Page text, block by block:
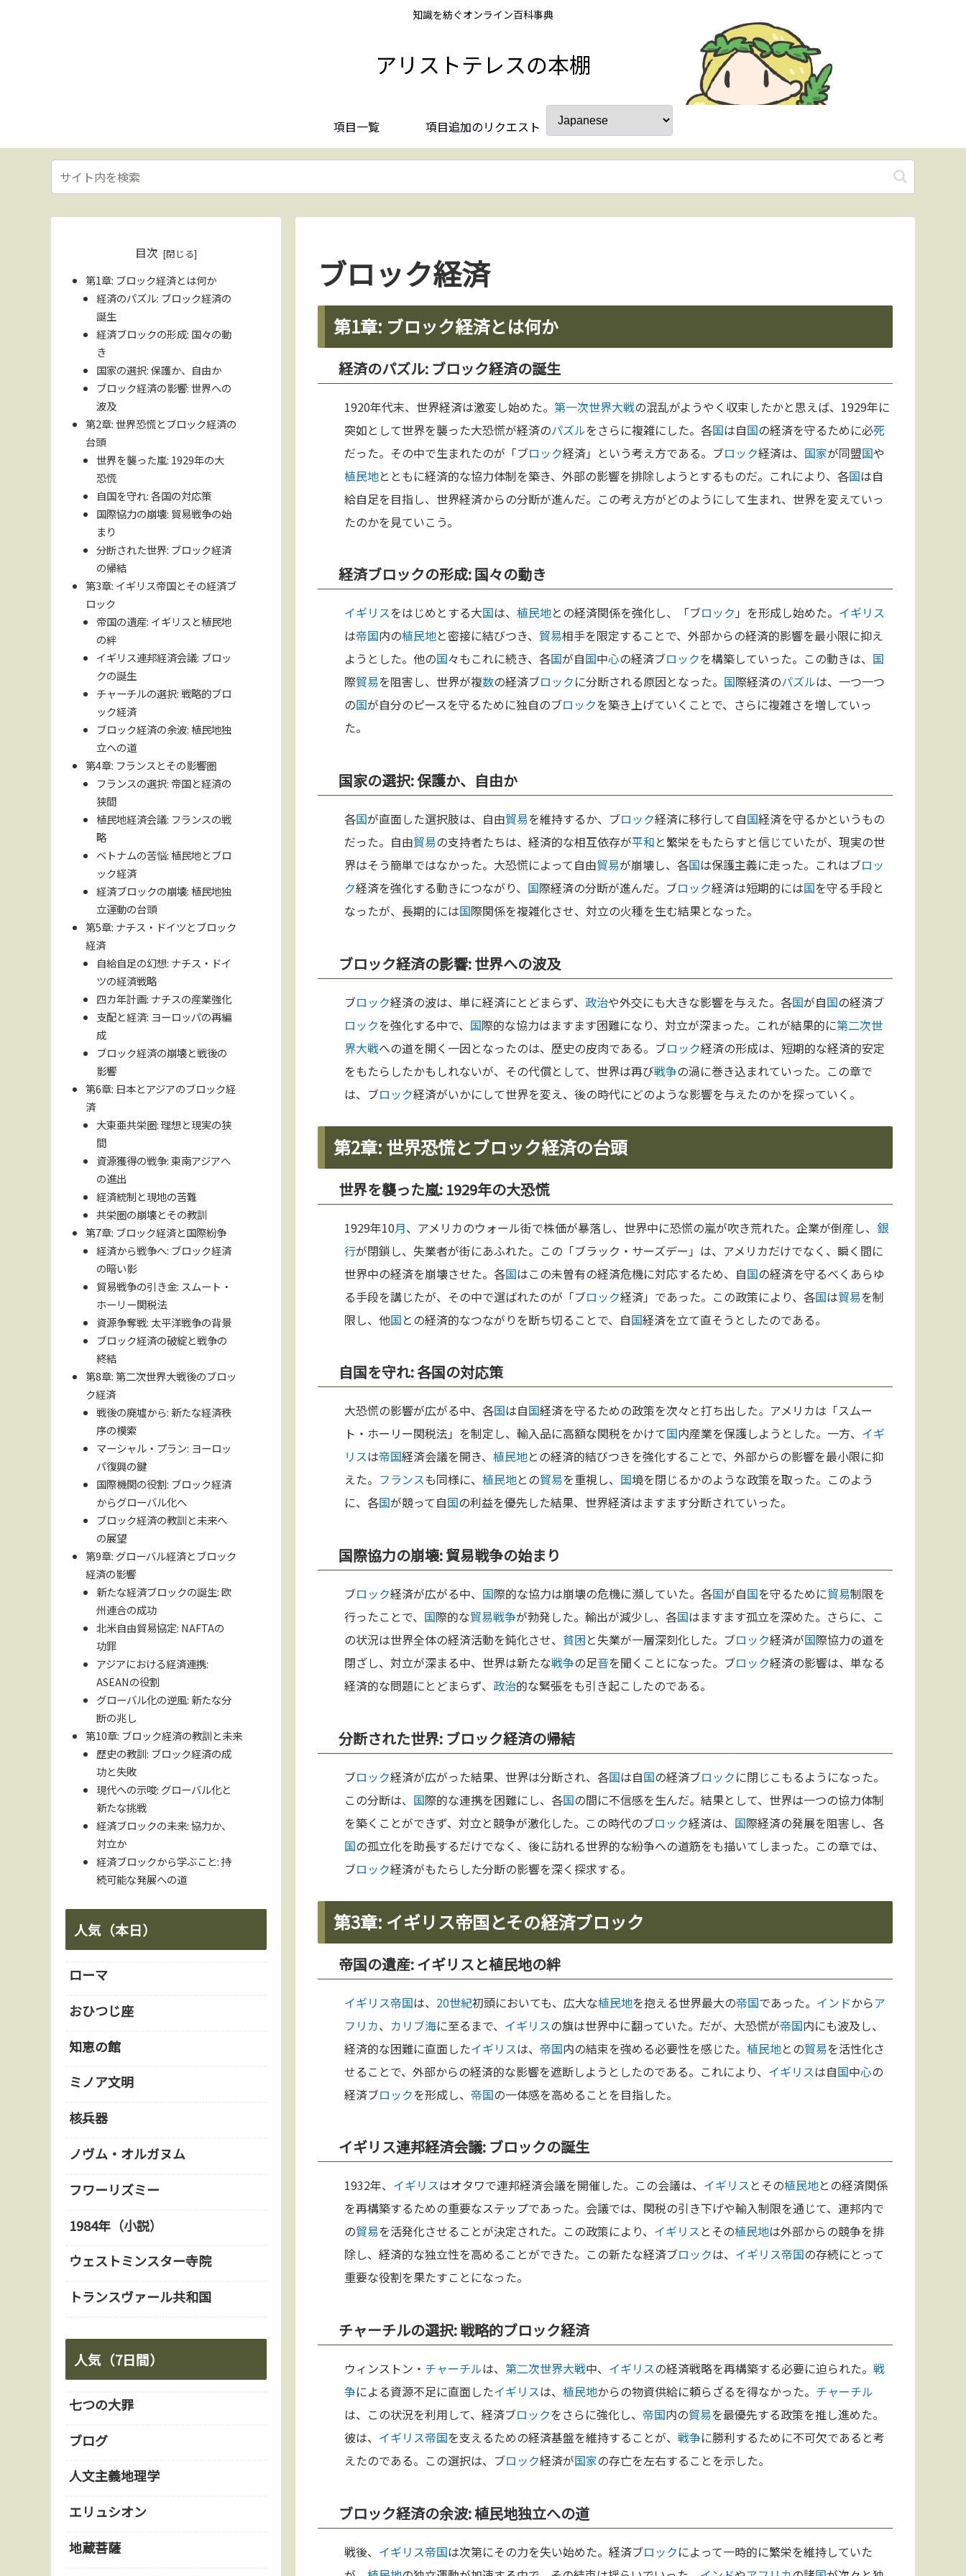
知識を紡ぐオンライン百科事典
アリストテレスの本棚
項目一覧 項目追加のリクエスト
ブロック経済
第1章: ブロック経済とは何か
経済のパズル: ブロック経済の誕生
1920年代末、世界経済は激変し始めた。 第一次世界大戦の混乱がようやく収束したかと思えば、1929年に
突如として世界を襲った大恐慌が経済のパズルをさらに複雑にした。各国は自国の経済を守るために必死
だった。その中で生まれたのが「ブロック経済」という考え方である。ブロック経済は、 国家が同盟国や
植民地とともに経済的な協力体制を築き、外部の影響を排除しようとするものだ。これにより、各国は自
給自足を目指し、世界経済からの分断が進んだ。この考え方がどのようにして生まれ、世界を変えていっ
たのかを見ていこう。
経済ブロックの形成: 国々の動き
イギリスをはじめとする大国は、 植民地との経済関係を強化し、「ブロック 」を形成し始めた。 イギリス
は帝国内の植民地と密接に結びつき、 貿易相手を限定することで、外部からの経済的影響を最小限に抑え
ようとした。他の国々もこれに続き、各国が自国中心の経済ブロックを構築していった。この動きは、 国
際貿易を阻害し、世界が複数の経済ブロックに分断される原因となった。 国際経済のパズルは、一つ一つ
の国が自分のピースを守るために独自のブロックを築き上げていくことで、さらに複雑さを増していっ
た。
国家の選択: 保護か、自由か
各国が直面した選択肢は、自由貿易を維持するか、ブロック経済に移行して自国経済を守るかというもの
だった。自由貿易の支持者たちは、経済的な相互依存が平和と繁栄をもたらすと信じていたが、現実の世
界はそう簡単ではなかった。大恐慌によって自由貿易が崩壊し、各国は保護主義に走った。これはブロッ
ク経済を強化する動きにつながり、 国際経済の分断が進んだ。ブロック経済は短期的には国を守る手段と
なったが、長期的には国際関係を複雑化させ、対立の火種を生む結果となった。
ブロック経済の影響: 世界への波及
ブロック経済の波は、単に経済にとどまらず、 政治や外交にも大きな影響を与えた。各国が自国の経済ブ
ロックを強化する中で、 国際的な協力はますます困難になり、対立が深まった。これが結果的に第二次世
界大戦への道を開く一因となったのは、歴史の皮肉である。ブロック経済の形成は、短期的な経済的安定
をもたらしたかもしれないが、その代償として、世界は再び戦争の渦に巻き込まれていった。この章で
は、ブロック経済がいかにして世界を変え、後の時代にどのような影響を与えたのかを探っていく。
第2章: 世界恐慌とブロック経済の台頭
世界を襲った嵐: 1929年の大恐慌
1929年10月、アメリカのウォール街で株価が暴落し、世界中に恐慌の嵐が吹き荒れた。企業が倒産し、 銀
行が閉鎖し、失業者が街にあふれた。この「ブラック・サーズデー」は、アメリカだけでなく、瞬く間に
世界中の経済を崩壊させた。各国はこの未曽有の経済危機に対応するため、自国の経済を守るべくあらゆ
る手段を講じたが、その中で選ばれたのが「ブロック経済」であった。この政策により、各国は貿易を制
限し、他国との経済的なつながりを断ち切ることで、自国経済を立て直そうとしたのである。
自国を守れ: 各国の対応策
大恐慌の影響が広がる中、各国は自国経済を守るための政策を次々と打ち出した。アメリカは「スムー
ト・ホーリー関税法」を制定し、輸入品に高額な関税をかけて国内産業を保護しようとした。一方、 イギ
リスは帝国経済会議を開き、 植民地との経済的結びつきを強化することで、外部からの影響を最小限に抑
えた。 フランスも同様に、 植民地との貿易を重視し、 国境を閉じるかのような政策を取った。このよう
に、各国が競って自国の利益を優先した結果、世界経済はますます分断されていった。
国際協力の崩壊: 貿易戦争の始まり
ブロック経済が広がる中、 国際的な協力は崩壊の危機に瀕していた。各国が自国を守るために貿易制限を
行ったことで、 国際的な貿易戦争が勃発した。輸出が減少し、各国はますます孤立を深めた。さらに、こ
の状況は世界全体の経済活動を鈍化させ、 貧困と失業が一層深刻化した。ブロック経済が国際協力の道を
閉ざし、対立が深まる中、世界は新たな戦争の足音を聞くことになった。ブロック経済の影響は、単なる
経済的な問題にとどまらず、 政治的な緊張をも引き起こしたのである。
分断された世界: ブロック経済の帰結
ブロック経済が広がった結果、世界は分断され、各国は自国の経済ブロックに閉じこもるようになった。
この分断は、 国際的な連携を困難にし、各国の間に不信感を生んだ。結果として、世界は一つの協力体制
を築くことができず、対立と競争が激化した。この時代のブロック経済は、 国際経済の発展を阻害し、各
国の孤立化を助長するだけでなく、後に訪れる世界的な紛争への道筋をも描いてしまった。この章では、
ブロック経済がもたらした分断の影響を深く探求する。
第3章: イギリス帝国とその経済ブロック
帝国の遺産: イギリスと植民地の絆
イギリス帝国は、 20世紀初頭においても、広大な植民地を抱える世界最大の帝国であった。 インドからア
フリカ、 カリブ海に至るまで、 イギリスの旗は世界中に翻っていた。だが、大恐慌が帝国内にも波及し、
経済的な困難に直面したイギリスは、 帝国内の結束を強める必要性を感じた。 植民地との貿易を活性化さ
せることで、外部からの経済的な影響を遮断しようとしたのである。これにより、 イギリスは自国中心の
経済ブロックを形成し、 帝国の一体感を高めることを目指した。
イギリス連邦経済会議: ブロックの誕生
1932年、 イギリスはオタワで連邦経済会議を開催した。この会議は、 イギリスとその植民地との経済関係
を再構築するための重要なステップであった。会議では、関税の引き下げや輸入制限を通じて、連邦内で
の貿易を活発化させることが決定された。この政策により、 イギリスとその植民地は外部からの競争を排
除し、経済的な独立性を高めることができた。この新たな経済ブロックは、 イギリス帝国の存続にとって
重要な役割を果たすことになった。
チャーチルの選択: 戦略的ブロック経済
ウィンストン・ チャーチルは、 第二次世界大戦中、 イギリスの経済戦略を再構築する必要に迫られた。 戦
争による資源不足に直面したイギリスは、 植民地からの物資供給に頼らざるを得なかった。 チャーチル
は、この状況を利用して、経済ブロックをさらに強化し、 帝国内の貿易を最優先する政策を推し進めた。
彼は、 イギリス帝国を支えるための経済基盤を維持することが、 戦争に勝利するために不可欠であると考
えたのである。この選択は、ブロック経済が国家の存亡を左右することを示した。
ブロック経済の余波: 植民地独立への道
戦後、 イギリス帝国は次第にその力を失い始めた。経済ブロックによって一時的に繁栄を維持していた
目次
第1章: ブロック経済とは何か
経済のパズル: ブロック経済の
誕生
経済ブロックの形成: 国々の動
き
国家の選択: 保護か、自由か
ブロック経済の影響: 世界への
波及
第2章: 世界恐慌とブロック経済の
台頭
世界を襲った嵐: 1929年の大
恐慌
自国を守れ: 各国の対応策
国際協力の崩壊: 貿易戦争の始
まり
分断された世界: ブロック経済
の帰結
第3章: イギリス帝国とその経済ブ
ロック
帝国の遺産: イギリスと植民地
の絆
イギリス連邦経済会議: ブロッ
クの誕生
チャーチルの選択: 戦略的ブロ
ック経済
ブロック経済の余波: 植民地独
立への道
第4章: フランスとその影響圏
フランスの選択: 帝国と経済の
狭間
植民地経済会議: フランスの戦
略
ベトナムの苦悩: 植民地とブロ
ック経済
経済ブロックの崩壊: 植民地独
立運動の台頭
第5章: ナチス・ドイツとブロック
経済
自給自足の幻想: ナチス・ドイ
ツの経済戦略
四カ年計画: ナチスの産業強化
支配と経済: ヨーロッパの再編
成
ブロック経済の崩壊と戦後の
影響
第6章: 日本とアジアのブロック経
済
大東亜共栄圏: 理想と現実の狭
間
資源獲得の戦争: 東南アジアへ
の進出
経済統制と現地の苦難
共栄圏の崩壊とその教訓
第7章: ブロック経済と国際紛争
経済から戦争へ: ブロック経済
の暗い影
貿易戦争の引き金: スムート・
ホーリー関税法
資源争奪戦: 太平洋戦争の背景
ブロック経済の破綻と戦争の
終結
第8章: 第二次世界大戦後のブロッ
ク経済
戦後の廃墟から: 新たな経済秩
序の模索
マーシャル・プラン: ヨーロッ
パ復興の鍵
国際機関の役割: ブロック経済
からグローバル化へ
ブロック経済の教訓と未来へ
の展望
第9章: グローバル経済とブロック
経済の影響
新たな経済ブロックの誕生: 欧
州連合の成功
北米自由貿易協定: NAFTAの
功罪
アジアにおける経済連携:
ASEANの役割
グローバル化の逆風: 新たな分
断の兆し
第10章: ブロック経済の教訓と未来
歴史の教訓: ブロック経済の成
功と失敗
現代への示唆: グローバル化と
新たな挑戦
経済ブロックの未来: 協力か、
対立か
経済ブロックから学ぶこと: 持
続可能な発展への道
人気（本日）
ローマ
おひつじ座
知恵の館
ミノア文明
核兵器
ノヴム・オルガヌム
フワーリズミー
1984年（小説）
ウェストミンスター寺院
トランスヴァール共和国
人気（7日間）
七つの大罪
ブログ
人文主義地理学
エリュシオン
地蔵菩薩